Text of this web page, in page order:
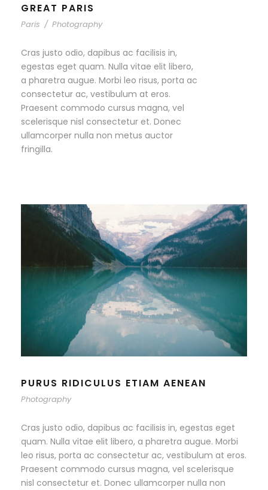
GREAT PARIS
Paris / Photography
Cras justo odio, dapibus ac facilisis in,
egestas eget quam. Nulla vitae elit libero,
a pharetra augue. Morbi leo risus, porta ac
consectetur ac, vestibulum at eros.
Praesent commodo cursus magna, vel
scelerisque nisl consectetur et. Donec
ullamcorper nulla non metus auctor
fringilla.
PURUS RIDICULUS ETIAM AENEAN
Photography
Cras justo odio, dapibus ac facilisis in, egestas eget
quam. Nulla vitae elit libero, a pharetra augue. Morbi
leo risus, porta ac consectetur ac, vestibulum at eros.
Praesent commodo cursus magna, vel scelerisque
nisl consectetur et. Donec ullamcorper nulla non